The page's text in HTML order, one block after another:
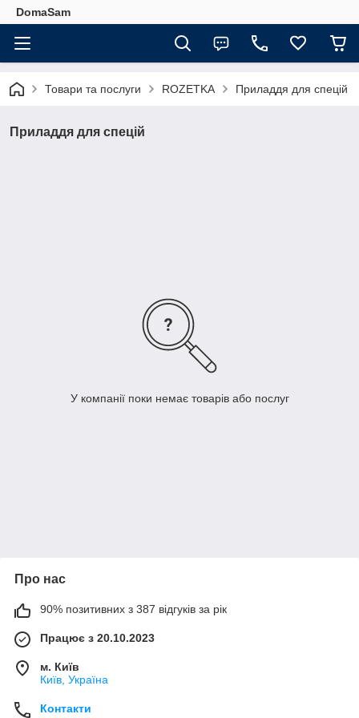
DomaSam
Товари та послуги ROZETKA Приладдя для спецій
Приладдя для спецій
У компанії поки немає товарів або послуг
Про нас
90% позитивних з 387 відгуків за рік
Працює з 20.10.2023
м. Київ
Київ, Україна
Контакти